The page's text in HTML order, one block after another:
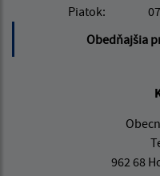
Piatok:
Obedňajšia
962 68